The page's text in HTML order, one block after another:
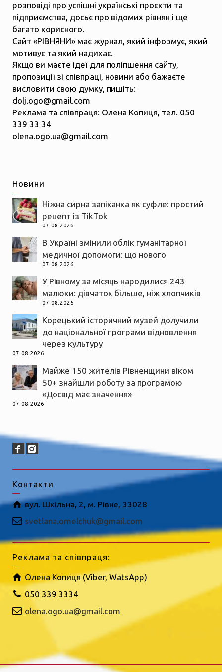
розповіді про успішні українські проєкти та
підприємства, досьє про відомих рівнян і ще
багато корисного.
Сайт «РІВНЯНИ» має журнал, який інформує, який
мотивує та який надихає.
Якщо ви маєте ідеї для поліпшення сайту,
пропозиції зі співпраці, новини або бажаєте
висловити свою думку, пишіть:
dolj.ogo@gmail.com
Реклама та співпраця: Олена Копиця, тел. 050
339 33 34
olena.ogo.ua@gmail.com
Новини
Ніжна сирна запіканка як суфле: простий
рецепт із TikTok
07.08.2026
В Україні змінили облік гуманітарної
медичної допомоги: що нового
07.08.2026
У Рівному за місяць народилися 243
малюки: дівчаток більше, ніж хлопчиків
07.08.2026
Корецький історичний музей долучили
до національної програми відновлення
через культуру
07.08.2026
Майже 150 жителів Рівненщини віком
50+ знайшли роботу за програмою
«Досвід має значення»
07.08.2026
Контакти
вул. Шкільна, 2, м. Рівне, 33028
svetlana.omelchuk@gmail.com
Реклама та співпраця:
Олена Копиця (Viber, WatsApp)
050 339 3334
olena.ogo.ua@gmail.com